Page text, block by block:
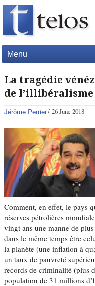
Menu
La tragédie
de l’illibéralisme
Jérôme Perrier 26 June 2018
Comment, en effet, le pays
réserves pétrolières
vingt ans une manne de
dans le même temps être
la planète (une inflation à
un taux de pauvreté
records de criminalité (plus
population de 31 millions